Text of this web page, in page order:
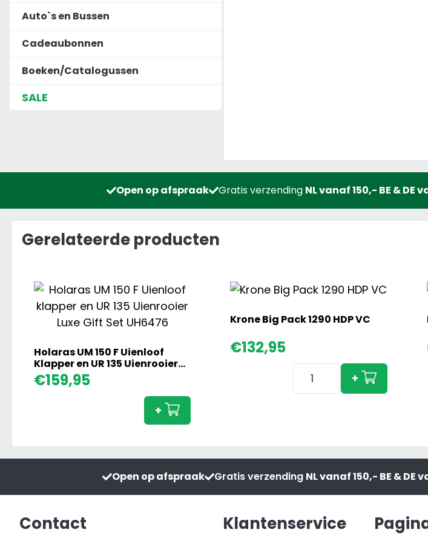
Auto`s en Bussen
Cadeaubonnen
Boeken/Catalogussen
SALE
Open op afspraak Gratis verzending NL vanaf 150,- BE & DE
Gerelateerde producten
Holaras UM 150 F Uienloof
Klapper en UR 135 Uienrooier
Luxe Gift Set
€159,95
F
Klapper
en
UR
Uienrooier
+
Krone Big Pack 1290 HDP VC
€132,95
Krone
+
Open op afspraak Gratis verzending NL vanaf 150,- BE & DE
Contact Klantenservice